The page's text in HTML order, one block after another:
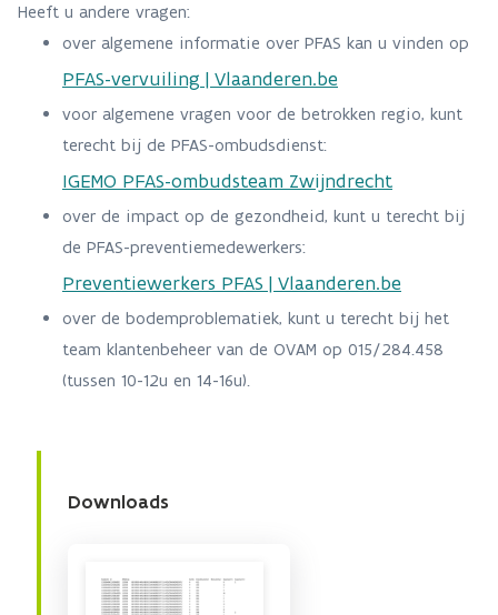
Heeft u andere vragen:
over algemene informatie over PFAS kan u vinden op
PFAS-vervuiling | Vlaanderen.be
voor algemene vragen voor de betrokken regio, kunt
terecht bij de PFAS-ombudsdienst:
IGEMO PFAS-ombudsteam Zwijndrecht
over de impact op de gezondheid, kunt u terecht bij
de PFAS-preventiemedewerkers:
Preventiewerkers PFAS | Vlaanderen.be
over de bodemproblematiek, kunt u terecht bij het
team klantenbeheer van de OVAM op 015/284.458
(tussen 10-12u en 14-16u).
Downloads